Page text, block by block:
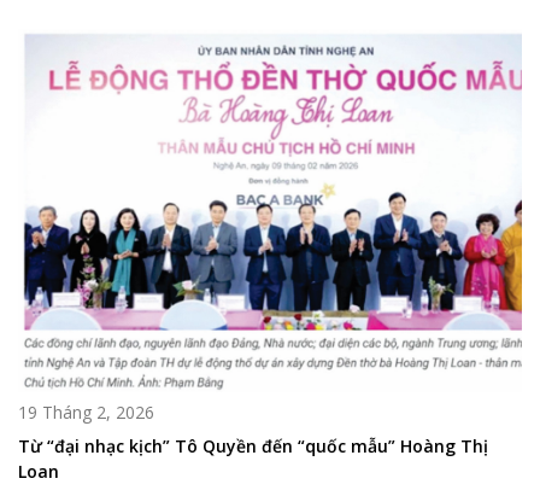
19 Tháng 2, 2026
Từ “đại nhạc kịch” Tô Quyền đến “quốc mẫu” Hoàng Thị
Loan